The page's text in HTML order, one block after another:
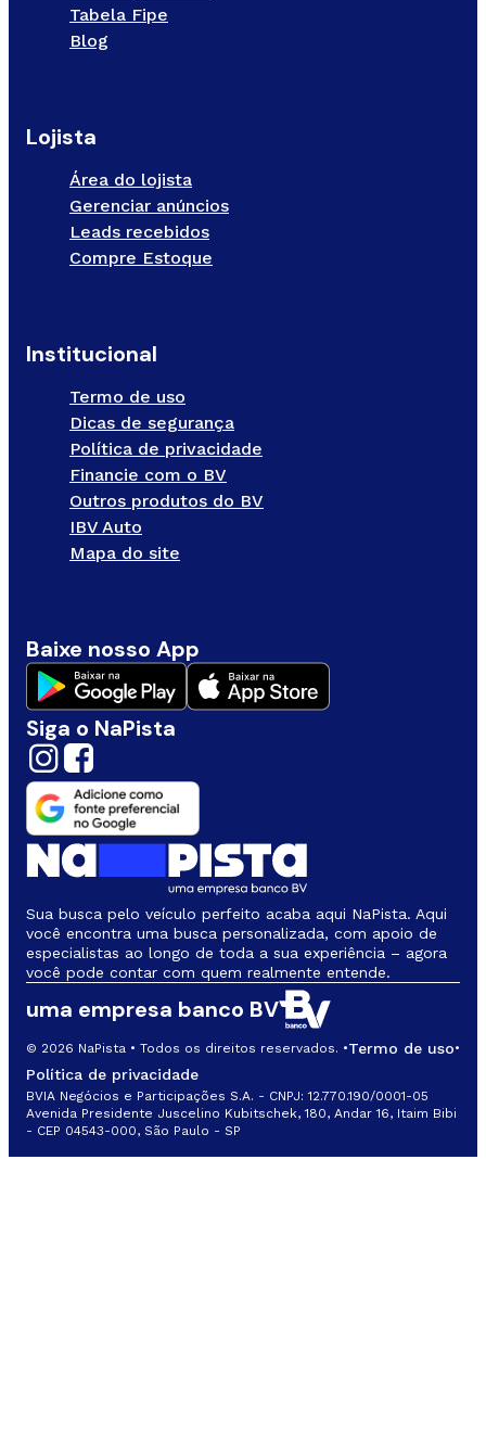
Tabela Fipe
Blog
Lojista
Área do lojista
Gerenciar anúncios
Leads recebidos
Compre Estoque
Institucional
Termo de uso
Dicas de segurança
Política de privacidade
Financie com o BV
Outros produtos do BV
IBV Auto
Mapa do site
Baixe nosso App
Siga o NaPista
Sua busca pelo veículo perfeito acaba aqui NaPista. Aqui
você encontra uma busca personalizada, com apoio de
especialistas ao longo de toda a sua experiência – agora
você pode contar com quem realmente entende.
© 2026 NaPista • Todos os direitos reservados. •Termo de uso•
Política de privacidade
BVIA Negócios e Participações S.A. - CNPJ: 12.770.190/0001-05
Avenida Presidente Juscelino Kubitschek, 180, Andar 16, Itaim Bibi
- CEP 04543-000, São Paulo - SP
uma empresa banco BV